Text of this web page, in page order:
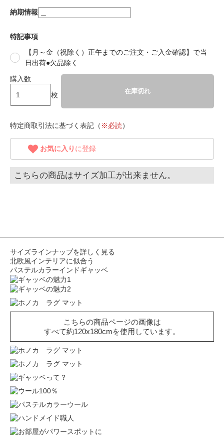
納期情報
特記事項
【月～金（祝除く）正午までのご注文・ご入金確認】で当
日出荷●欠品除く
購入数
枚
在庫切れ
特定商取引法に基づく表記（ ※必読）
お気に入り に登録
こちらの商品はサイズ加工が出来ません。
サイズラインナップを詳しく見る
北欧風インテリアに似合う
パステルカラーインドギャッベ
こちらの商品ページの画像は
すべて約120x180cmを使用しています。